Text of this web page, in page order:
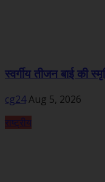
स्वर्गीय तीजन बाई की
cg24Aug 5, 2026
राष्ट्रीय